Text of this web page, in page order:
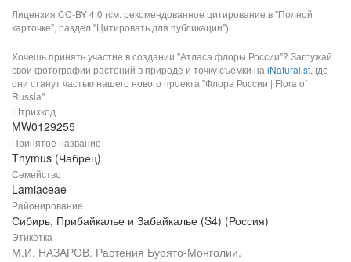
Лицензия CC-BY 4.0 (см. рекомендованное цитирование в "Полной
карточке", раздел "Цитировать для публикации")
Хочешь принять участие в создании "Атласа флоры России"? Загружай
свои фотографии растений в природе и точку съемки на iNaturalist, где
они станут частью нашего нового проекта "Флора России | Flora of
Russia".
Штрихкод
MW0129255
Принятое название
Thymus (Чабрец)
Семейство
Lamiaceae
Районирование
Сибирь, Прибайкалье и Забайкалье (S4) (Россия)
Этикетка
М.И. НАЗАРОВ. Растения Бурято-Монголии.